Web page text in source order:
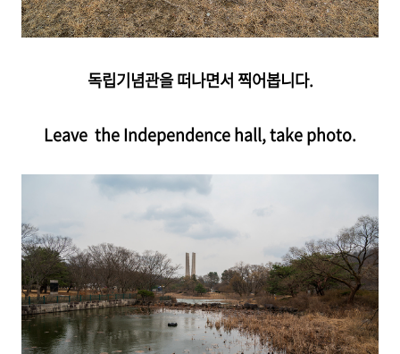
독립기념관을 떠나면서 찍어봅니다.
Leave the Independence hall, take photo.